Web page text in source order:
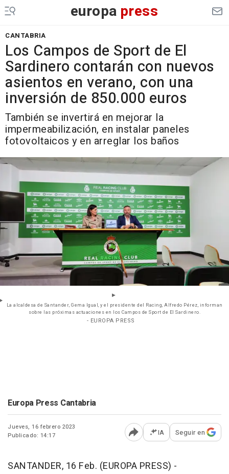
europa press
CANTABRIA
Los Campos de Sport de El
Sardinero contarán con nuevos
asientos en verano, con una
inversión de 850.000 euros
También se invertirá en mejorar la
impermeabilización, en instalar paneles
fotovoltaicos y en arreglar los baños
La alcaldesa de Santander, Gema Igual, y el presidente del Racing, Alfredo Pérez, informan
sobre las próximas actuaciones en los Campos de Sport de El Sardinero.
- EUROPA PRESS
Europa Press Cantabria
Jueves, 16 febrero 2023
Publicado: 14:17
Abrir opciones para
IA Seguir en
SANTANDER, 16 Feb. (EUROPA PRESS) -